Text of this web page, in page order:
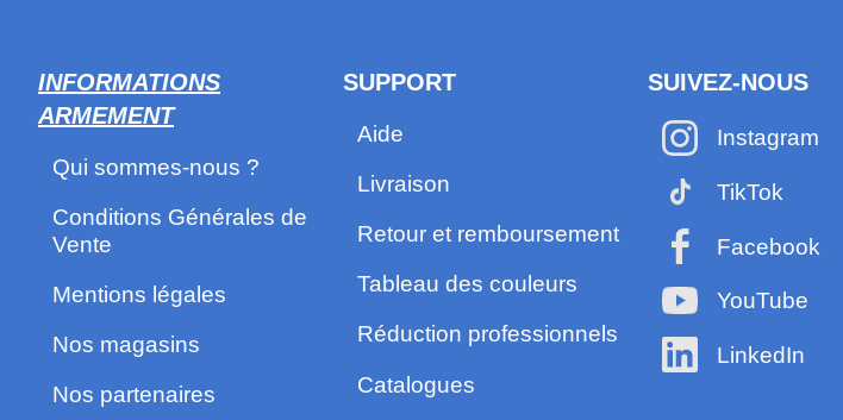
INFORMATIONS
ARMEMENT
Qui sommes-nous ?
Conditions Générales de
Vente
Mentions légales
Nos magasins
Nos partenaires
SUPPORT
Aide
Livraison
Retour et remboursement
Tableau des couleurs
Réduction professionnels
Catalogues
SUIVEZ-NOUS
Instagram
TikTok
Facebook
YouTube
LinkedIn